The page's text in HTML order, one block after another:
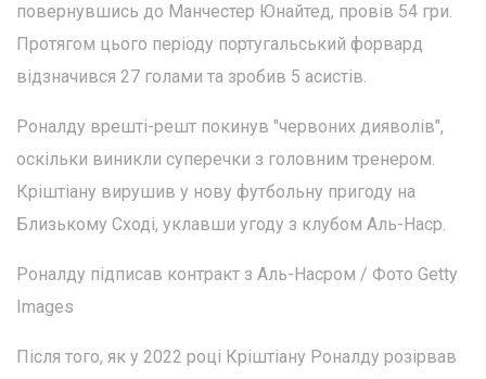
повернувшись до Манчестер Юнайтед, провів 54 гри.
Протягом цього періоду португальський форвард
відзначився 27 голами та зробив 5 асистів.
Роналду врешті-решт покинув "червоних дияволів",
оскільки виникли суперечки з головним тренером.
Кріштіану вирушив у нову футбольну пригоду на
Близькому Сході, уклавши угоду з клубом Аль-Наср.
Роналду підписав контракт з Аль-Насром / Фото Getty
Images
Після того, як у 2022 році Кріштіану Роналду розірвав